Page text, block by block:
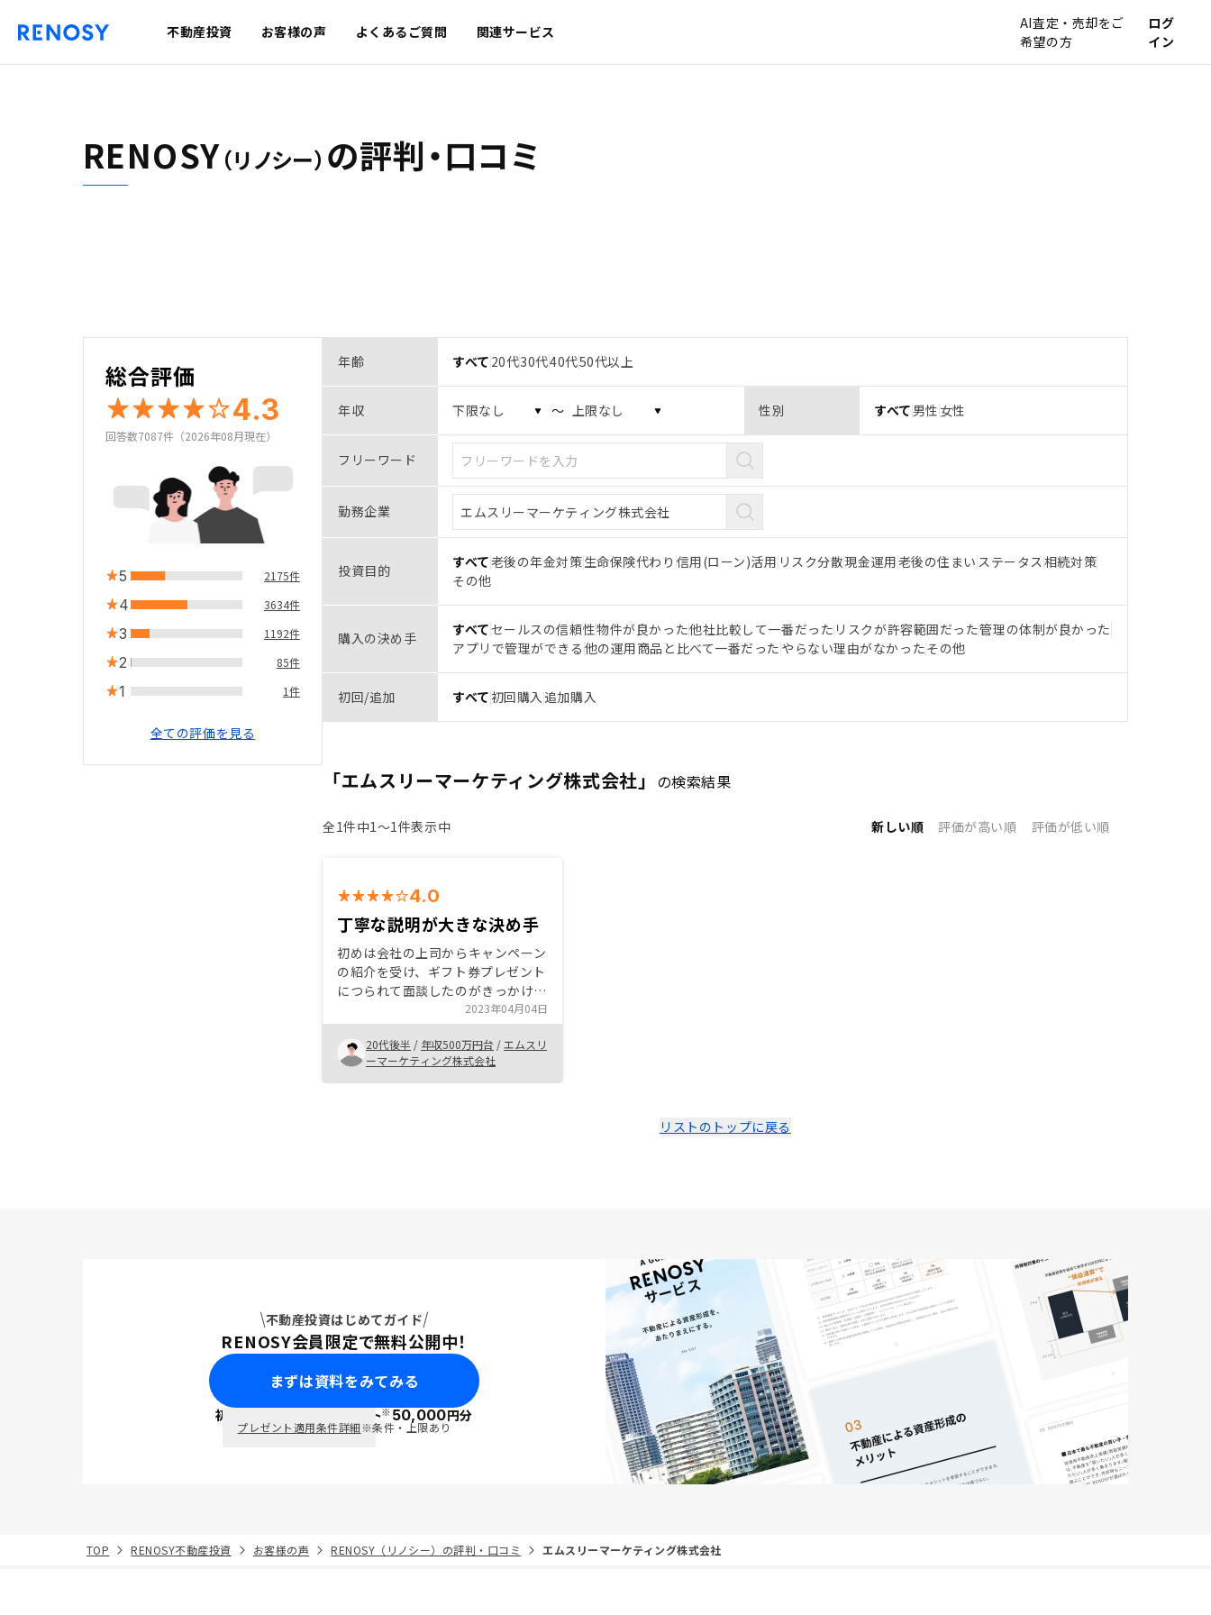
不動産投資 お客様の声 よくあるご質問 関連サービス
AI査定・売却をご
希望の方
ログ
イン
RENOSY（リノシー） の評判・口コミ
総合評価
4.3
回答数7087件（2026年08月現在）
5 2175件
4 3634件
3 1192件
2 85件
1 1件
全ての評価を見る
年齢 すべて 20代30代40代50代以上
年収 〜 性別 すべて 男性 女性
フリーワード
勤務企業
投資目的 すべて老後の年金対策生命保険代わり 信用(ローン)活用 リスク分散現金運用老後の住まい ステータス相続対策
その他
購入の決め手 すべてセールスの信頼性物件が良かった他社比較して一番だった リスクが許容範囲だった管理の体制が良かった
アプリで管理ができる 他の運用商品と比べて一番だった やらない理由がなかったその他
初回/追加 すべて初回購入 追加購入
「エムスリーマーケティング株式会社」 の検索結果
全1件中1〜1件表示中 新しい順 評価が高い順 評価が低い順
4.0
丁寧な説明が大きな決め手
初めは会社の上司からキャンペーン
の紹介を受け、ギフト券プレゼント
につられて面談したのがきっかけで
したが、営業担当者の方から細かく
各種リスクについて説明いただいた
ことで、不動産投資のメリット、デ
メリットを整理しながら提案を受け
ることが出来ました。不明点や不安
2023年04月04日
20代後半 / 年収500万円台 /エムスリ
ーマーケティング株式会社
リストのトップに戻る
不動産投資はじめてガイド
RENOSY会員限定で無料公開中！
まずは資料をみてみる
初回面談で ポイント※50,000円分
プレゼント適用条件詳細※条件・上限あり
TOP RENOSY不動産投資 お客様の声 RENOSY（リノシー）の評判・口コミ エムスリーマーケティング株式会社